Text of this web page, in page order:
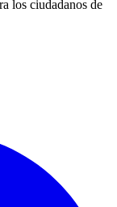
los ciudadanos de